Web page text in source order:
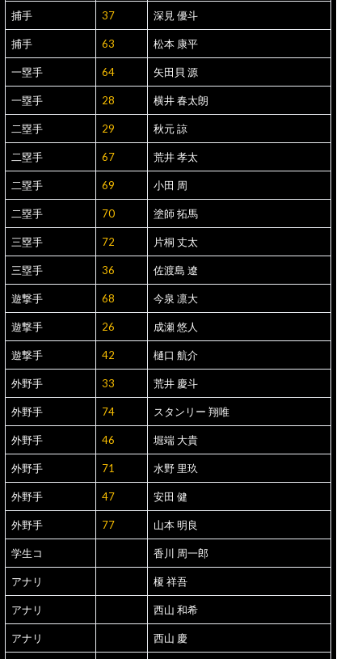
捕手 37 深見 優斗
捕手 63 松本 康平
一塁手 64 矢田貝 源
一塁手 28 横井 春太朗
二塁手 29 秋元 諒
二塁手 67 荒井 孝太
二塁手 69 小田 周
二塁手 70 塗師 拓馬
三塁手 72 片桐 丈太
三塁手 36 佐渡島 遼
遊撃手 68 今泉 凛大
遊撃手 26 成瀬 悠人
遊撃手 42 樋口 航介
外野手 33 荒井 慶斗
外野手 74 スタンリー 翔唯
外野手 46 堀端 大貴
外野手 71 水野 里玖
外野手 47 安田 健
外野手 77 山本 明良
学生コ 香川 周一郎
アナリ 榎 祥吾
アナリ 西山 和希
アナリ 西山 慶